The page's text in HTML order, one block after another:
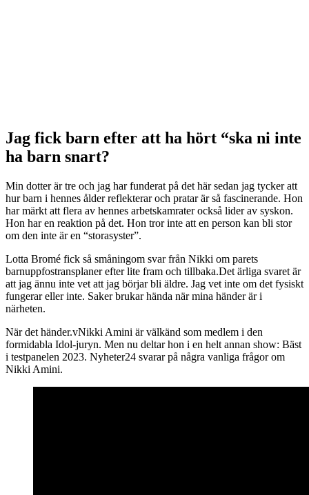
Jag fick barn efter att ha hört “ska ni inte
ha barn snart?
Min dotter är tre och jag har funderat på det här sedan jag tycker att
hur barn i hennes ålder reflekterar och pratar är så fascinerande. Hon
har märkt att flera av hennes arbetskamrater också lider av syskon.
Hon har en reaktion på det. Hon tror inte att en person kan bli stor
om den inte är en “storasyster”.
Lotta Bromé fick så småningom svar från Nikki om parets
barnuppfostransplaner efter lite fram och tillbaka.Det ärliga svaret är
att jag ännu inte vet att jag börjar bli äldre. Jag vet inte om det fysiskt
fungerar eller inte. Saker brukar hända när mina händer är i
närheten.
När det händer.vNikki Amini är välkänd som medlem i den
formidabla Idol-juryn. Men nu deltar hon i en helt annan show: Bäst
i testpanelen 2023. Nyheter24 svarar på några vanliga frågor om
Nikki Amini.